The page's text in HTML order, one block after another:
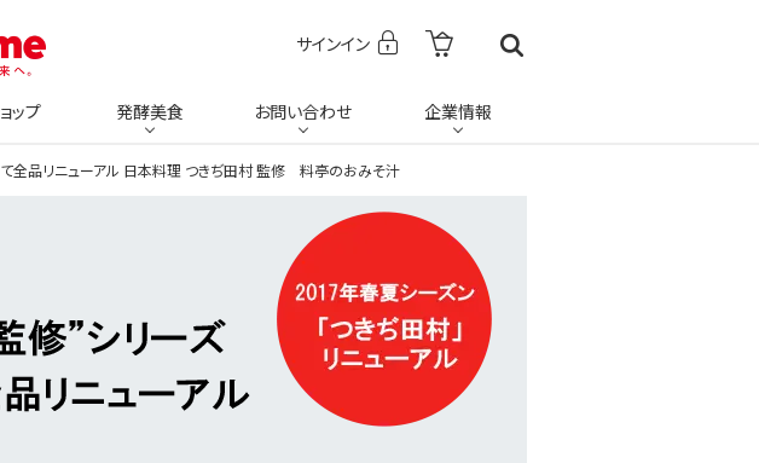
サインイン
ップ 発酵美食 お問い合わせ 企業情報
全品リニューアル 日本料理 つきぢ田村 監修 料亭のおみそ汁